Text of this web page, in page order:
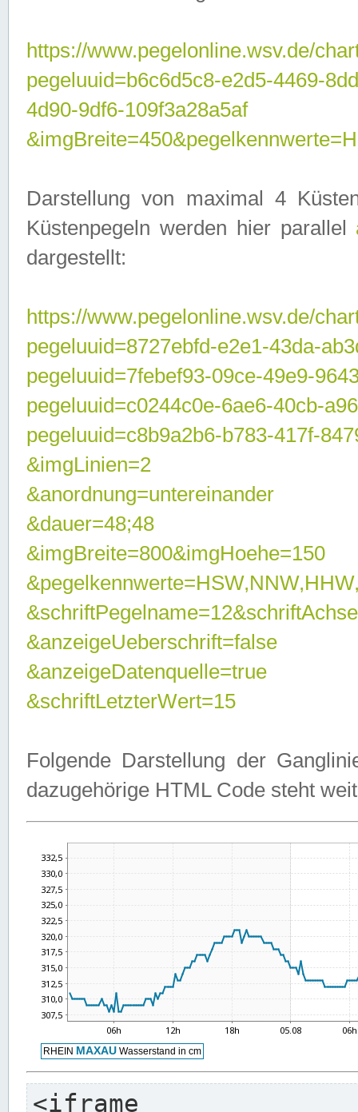
https://www.pegelonline.wsv.de/
pegeluuid=b6c6d5c8-e2d5-4469-
4d90-9df6-109f3a28a5af
Darstellung von maximal 4
Küstenpegeln werden hier parallel
dargestellt:
https://www.pegelonline.wsv.de/
pegeluuid=8727ebfd-e2e1-43da-
pegeluuid=7febef93-09ce-49e9-
pegeluuid=c0244c0e-6ae6-40cb-
pegeluuid=c8b9a2b6-b783-417f-
&imgLinien=2
&anordnung=untereinander
&dauer=48;48
&imgBreite=800&imgHoehe=150
&anzeigeUeberschrift=false
&anzeigeDatenquelle=true
&schriftLetzterWert=15
Folgende Darstellung der
dazugehörige HTML Code steht
<iframe